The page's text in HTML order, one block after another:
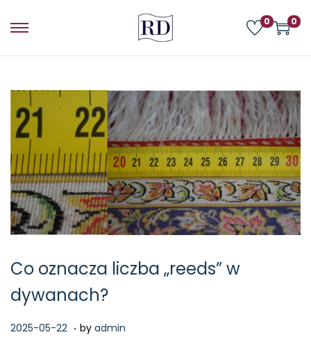
0 0
Co oznacza liczba „reeds” w
dywanach?
P
2025-05-22 2. by admin